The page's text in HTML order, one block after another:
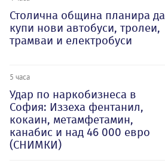
Столична община планира да
купи нови автобуси, тролеи,
трамваи и електробуси
5 часа
Удар по наркобизнеса в
София: Иззеха фентанил,
кокаин, метамфетамин,
канабис и над 46 000 евро
(СНИМКИ)